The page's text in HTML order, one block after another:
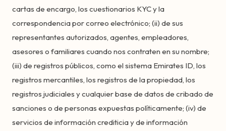
cartas de encargo, los cuestionarios KYC y la
correspondencia por correo electrónico; (ii) de sus
representantes autorizados, agentes, empleadores,
asesores o familiares cuando nos contraten en su nombre;
(iii) de registros públicos, como el sistema Emirates ID, los
registros mercantiles, los registros de la propiedad, los
registros judiciales y cualquier base de datos de cribado de
sanciones o de personas expuestas políticamente; (iv) de
servicios de información crediticia y de información